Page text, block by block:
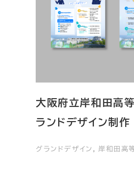
大阪府立岸和田高
ランドデザイン制作
グランドデザイン , 岸和田高